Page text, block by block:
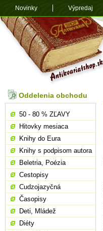
Oddelenia obchodu
50 - 80 % ZĽAVY
Hitovky mesiaca
Knihy do Eura
Knihy s podpisom autora
Beletria, Poézia
Cestopisy
Cudzojazyčná
Časopisy
Deti, Mládež
Diéty
Novinky Výpredaj